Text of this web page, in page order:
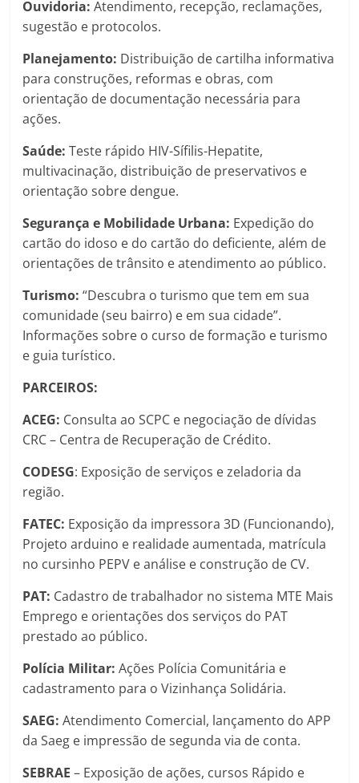
Ouvidoria:Atendimento, recepção, reclamações,
sugestão e protocolos.
Planejamento: Distribuição de cartilha informativa
para construções, reformas e obras, com
orientação de documentação necessária para
ações.
Saúde: Teste rápido HIV-Sífilis-Hepatite,
multivacinação, distribuição de preservativos e
orientação sobre dengue.
Segurança e Mobilidade Urbana: Expedição do
cartão do idoso e do cartão do deficiente, além de
orientações de trânsito e atendimento ao público.
Turismo: “Descubra o turismo que tem em sua
comunidade (seu bairro) e em sua cidade”.
Informações sobre o curso de formação e turismo
e guia turístico.
PARCEIROS:
ACEG: Consulta ao SCPC e negociação de dívidas
CRC – Centra de Recuperação de Crédito.
CODESG: Exposição de serviços e zeladoria da
região.
FATEC: Exposição da impressora 3D (Funcionando),
Projeto arduino e realidade aumentada, matrícula
no cursinho PEPV e análise e construção de CV.
PAT: Cadastro de trabalhador no sistema MTE Mais
Emprego e orientações dos serviços do PAT
prestado ao público.
Polícia Militar: Ações Polícia Comunitária e
cadastramento para o Vizinhança Solidária.
SAEG: Atendimento Comercial, lançamento do APP
da Saeg e impressão de segunda via de conta.
SEBRAE– Exposição de ações, cursos Rápido e